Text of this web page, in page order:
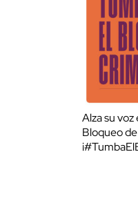
Alza su
Bloqueo de